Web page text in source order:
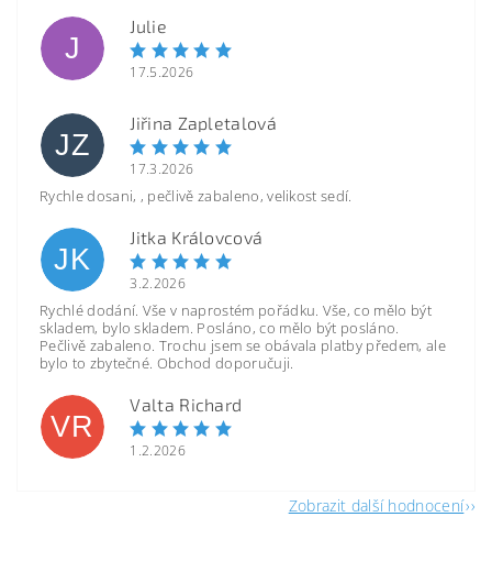
J
Julie
17.5.2026
JZ
Jiřina Zapletalová
17.3.2026
Rychle dosani, , pečlivě zabaleno, velikost sedí.
JK
Jitka Královcová
3.2.2026
Rychlé dodání. Vše v naprostém pořádku. Vše, co mělo být
skladem, bylo skladem. Posláno, co mělo být posláno.
Pečlivě zabaleno. Trochu jsem se obávala platby předem, ale
bylo to zbytečné. Obchod doporučuji.
VR
Valta Richard
1.2.2026
Zobrazit další hodnocení